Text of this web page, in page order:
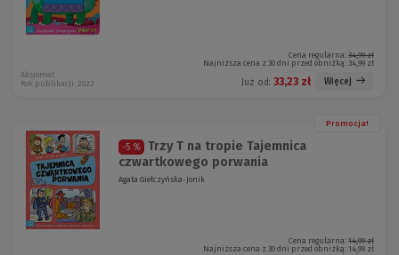
Cena regularna: 34,99 zł
Najniższa cena z 30 dni przed obniżką: 34,99 zł
Już od: 33,23 zł Więcej
Aksjomat
Rok publikacji: 2022
Promocja!
-5 %
Trzy T na tropie Tajemnica
czwartkowego porwania
Agata Giełczyńska-Jonik
Cena regularna: 14,99 zł
Najniższa cena z 30 dni przed obniżką: 14,99 zł